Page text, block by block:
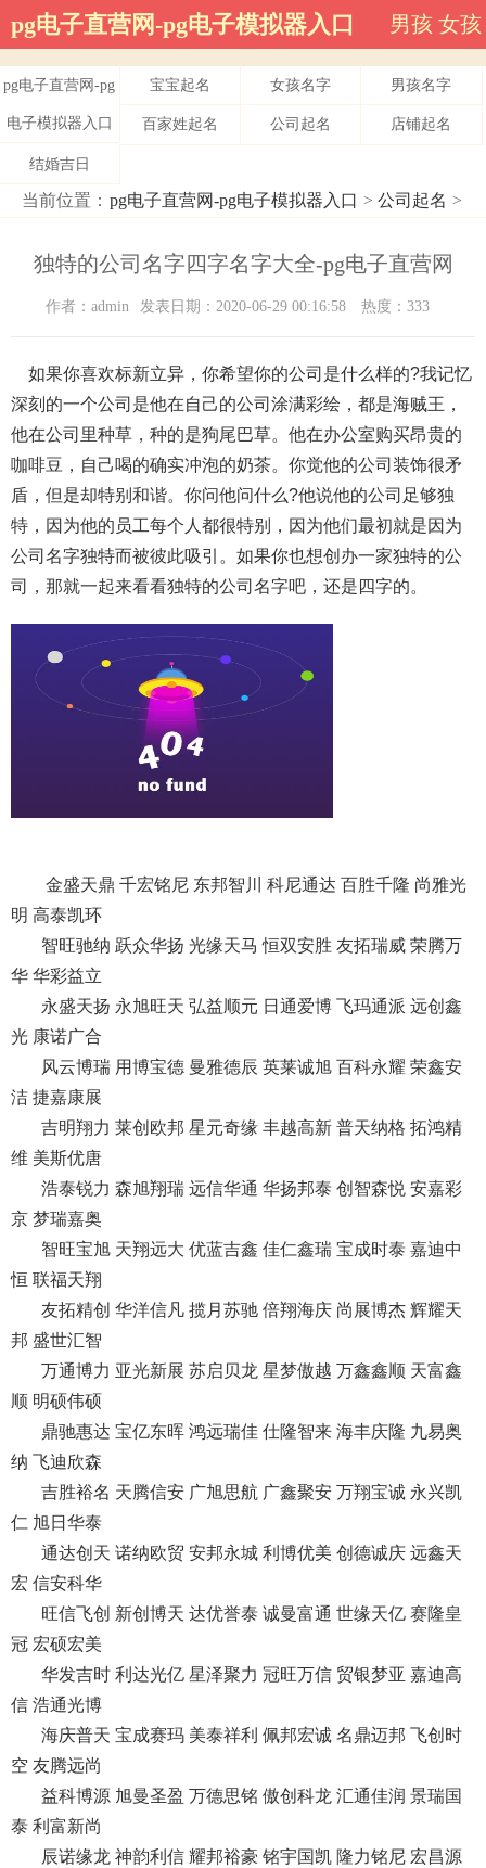
pg电子直营网-pg电子模拟器入口 男孩 女孩
pg电子直营网-pg
电子模拟器入口
宝宝起名 女孩名字 男孩名字
百家姓起名 公司起名 店铺起名
结婚吉日
当前位置： pg电子直营网-pg电子模拟器入口 > 公司起名 >
独特的公司名字四字名字大全-pg电子直营网
作者：admin 发表日期：2020-06-29 00:16:58 热度：333
如果你喜欢标新立异，你希望你的公司是什么样的?我记忆
深刻的一个公司是他在自己的公司涂满彩绘，都是海贼王，
他在公司里种草，种的是狗尾巴草。他在办公室购买昂贵的
咖啡豆，自己喝的确实冲泡的奶茶。你觉他的公司装饰很矛
盾，但是却特别和谐。你问他问什么?他说他的公司足够独
特，因为他的员工每个人都很特别，因为他们最初就是因为
公司名字独特而被彼此吸引。如果你也想创办一家独特的公
司，那就一起来看看独特的公司名字吧，还是四字的。
金盛天鼎 千宏铭尼 东邦智川 科尼通达 百胜千隆 尚雅光
明 高泰凯环
智旺驰纳 跃众华扬 光缘天马 恒双安胜 友拓瑞威 荣腾万
华 华彩益立
永盛天扬 永旭旺天 弘益顺元 日通爱博 飞玛通派 远创鑫
光 康诺广合
风云博瑞 用博宝德 曼雅德辰 英莱诚旭 百科永耀 荣鑫安
洁 捷嘉康展
吉明翔力 莱创欧邦 星元奇缘 丰越高新 普天纳格 拓鸿精
维 美斯优唐
浩泰锐力 森旭翔瑞 远信华通 华扬邦泰 创智森悦 安嘉彩
京 梦瑞嘉奥
智旺宝旭 天翔远大 优蓝吉鑫 佳仁鑫瑞 宝成时泰 嘉迪中
恒 联福天翔
友拓精创 华洋信凡 揽月苏驰 倍翔海庆 尚展博杰 辉耀天
邦 盛世汇智
万通博力 亚光新展 苏启贝龙 星梦傲越 万鑫鑫顺 天富鑫
顺 明硕伟硕
鼎驰惠达 宝亿东晖 鸿远瑞佳 仕隆智来 海丰庆隆 九易奥
纳 飞迪欣森
吉胜裕名 天腾信安 广旭思航 广鑫聚安 万翔宝诚 永兴凯
仁 旭日华泰
通达创天 诺纳欧贸 安邦永城 利博优美 创德诚庆 远鑫天
宏 信安科华
旺信飞创 新创博天 达优誉泰 诚曼富通 世缘天亿 赛隆皇
冠 宏硕宏美
华发吉时 利达光亿 星泽聚力 冠旺万信 贸银梦亚 嘉迪高
信 浩通光博
海庆普天 宝成赛玛 美泰祥利 佩邦宏诚 名鼎迈邦 飞创时
空 友腾远尚
益科博源 旭曼圣盈 万德思铭 傲创科龙 汇通佳润 景瑞国
泰 利富新尚
辰诺缘龙 神韵利信 耀邦裕豪 铭宇国凯 隆力铭尼 宏昌源